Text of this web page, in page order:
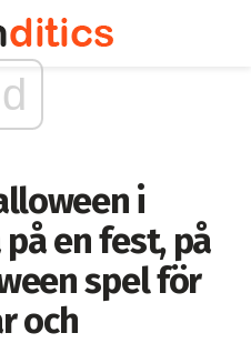
i
en fest, på
spel för
och